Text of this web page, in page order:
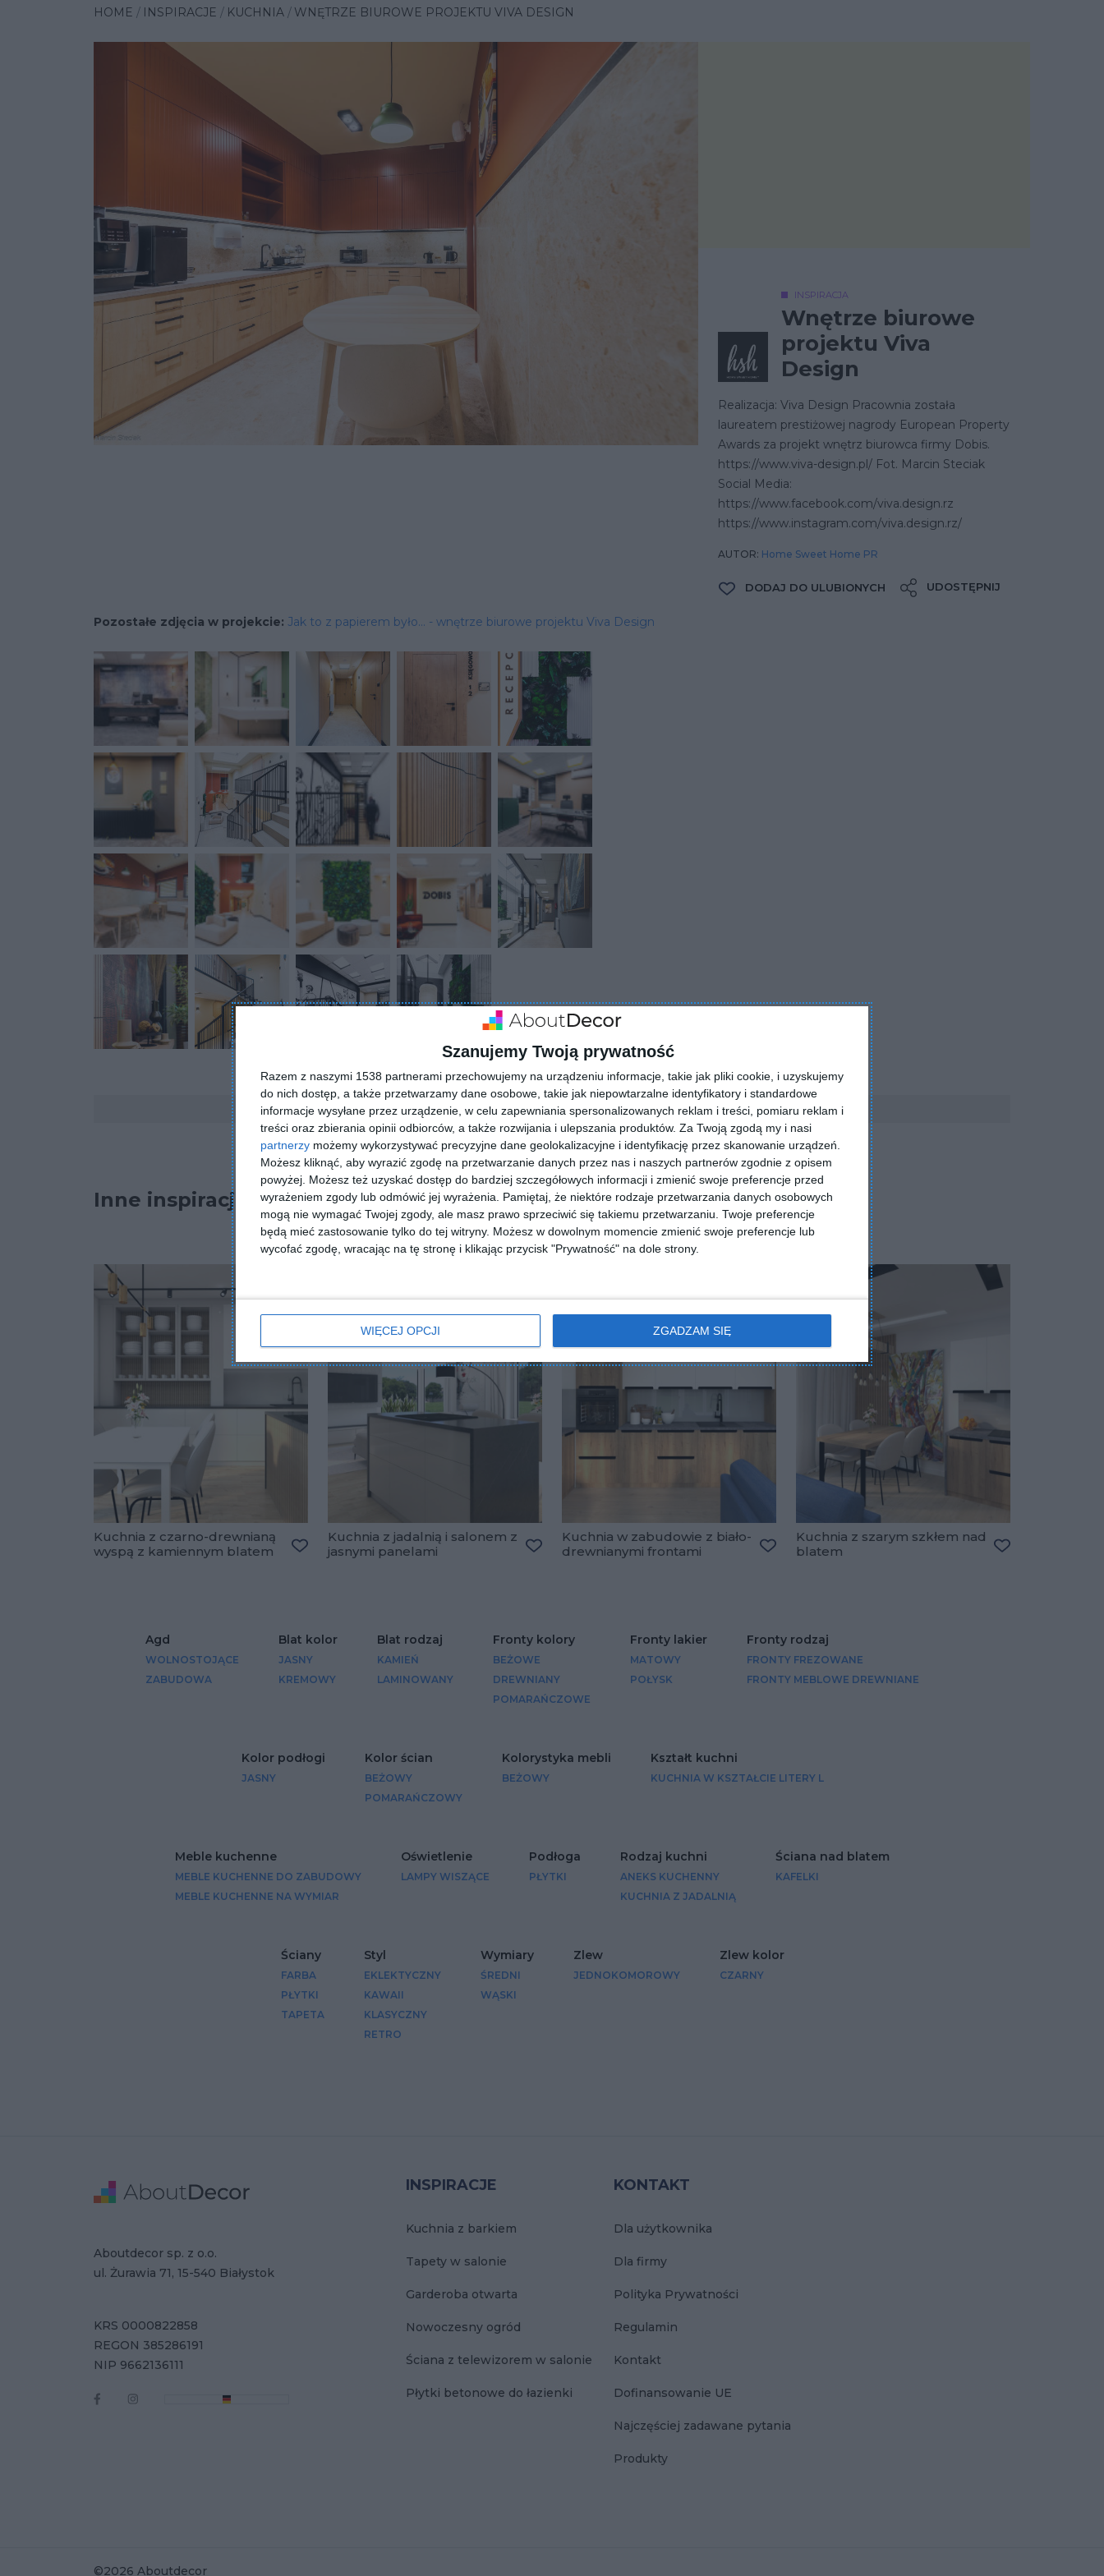
Szanujemy Twoją prywatność
Razem z naszymi 1538 partnerami przechowujemy na urządzeniu informacje, takie jak pliki cookie, i uzyskujemy
do nich dostęp, a także przetwarzamy dane osobowe, takie jak niepowtarzalne identyfikatory i standardowe
informacje wysyłane przez urządzenie, w celu zapewniania spersonalizowanych reklam i treści, pomiaru reklam i
treści oraz zbierania opinii odbiorców, a także rozwijania i ulepszania produktów. Za Twoją zgodą my i nasi
partnerzy możemy wykorzystywać precyzyjne dane geolokalizacyjne i identyfikację przez skanowanie urządzeń.
Możesz kliknąć, aby wyrazić zgodę na przetwarzanie danych przez nas i naszych partnerów zgodnie z opisem
powyżej. Możesz też uzyskać dostęp do bardziej szczegółowych informacji i zmienić swoje preferencje przed
wyrażeniem zgody lub odmówić jej wyrażenia.
Pamiętaj, że niektóre rodzaje przetwarzania danych osobowych
mogą nie wymagać Twojej zgody, ale masz prawo sprzeciwić się takiemu przetwarzaniu. Twoje preferencje
będą mieć zastosowanie tylko do tej witryny. Możesz w dowolnym momencie zmienić swoje preferencje lub
wycofać zgodę, wracając na tę stronę i klikając przycisk "Prywatność" na dole strony.
WIĘCEJ OPCJI ZGADZAM SIĘ
HOME INSPIRACJE KUCHNIA WNĘTRZE BIUROWE PROJEKTU VIVA DESIGN
INSPIRACJA
Wnętrze biurowe
projektu Viva
Design
Realizacja: Viva Design Pracownia została
laureatem prestiżowej nagrody European Property
Awards za projekt wnętrz biurowca firmy Dobis.
https://www.viva-design.pl/ Fot. Marcin Steciak
Social Media:
https://www.facebook.com/viva.design.rz
https://www.instagram.com/viva.design.rz/
AUTOR: Home Sweet Home PR
DODAJ DO ULUBIONYCH UDOSTĘPNIJ
Pozostałe zdjęcia w projekcie: Jak to z papierem było… - wnętrze biurowe projektu Viva Design
ZADAJ PYTANIE
Inne inspiracje
Kuchnia z czarno-drewnianą
wyspą z kamiennym blatem
Kuchnia z jadalnią i salonem z
jasnymi panelami
Kuchnia w zabudowie z biało-
drewnianymi frontami
Kuchnia z szarym szkłem nad
blatem
Agd
WOLNOSTOJĄCE
ZABUDOWA
Blat kolor
JASNY
KREMOWY
Blat rodzaj
KAMIEŃ
LAMINOWANY
Fronty kolory
BEŻOWE
DREWNIANY
POMARAŃCZOWE
Fronty lakier
MATOWY
POŁYSK
Fronty rodzaj
FRONTY FREZOWANE
FRONTY MEBLOWE DREWNIANE
Kolor podłogi
JASNY
Kolor ścian
BEŻOWY
POMARAŃCZOWY
Kolorystyka mebli
BEŻOWY
Kształt kuchni
KUCHNIA W KSZTAŁCIE LITERY L
Meble kuchenne
MEBLE KUCHENNE DO ZABUDOWY
MEBLE KUCHENNE NA WYMIAR
Oświetlenie
LAMPY WISZĄCE
Podłoga
PŁYTKI
Rodzaj kuchni
ANEKS KUCHENNY
KUCHNIA Z JADALNIĄ
Ściana nad blatem
KAFELKI
Ściany
FARBA
PŁYTKI
TAPETA
Styl
EKLEKTYCZNY
KAWAII
KLASYCZNY
RETRO
Wymiary
ŚREDNI
WĄSKI
Zlew
JEDNOKOMOROWY
Zlew kolor
CZARNY
INSPIRACJE
Kuchnia z barkiem
Tapety w salonie
Garderoba otwarta
Nowoczesny ogród
Ściana z telewizorem w salonie
Płytki betonowe do łazienki
KONTAKT
Dla użytkownika
Dla firmy
Polityka Prywatności
Regulamin
Kontakt
Dofinansowanie UE
Najczęściej zadawane pytania
Produkty
Adres
Aboutdecor sp. z o.o.
ul. Żurawia 71, 15-540 Białystok
Dane Firmy
KRS 0000822858
REGON 385286191
NIP 9662136111
©2026 Aboutdecor